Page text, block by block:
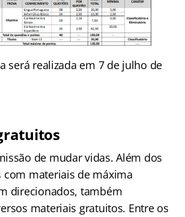
será realizada em 7 de julho de
de mudar vidas. Além dos
com materiais de máxima
direcionados, também
materiais gratuitos. Entre os